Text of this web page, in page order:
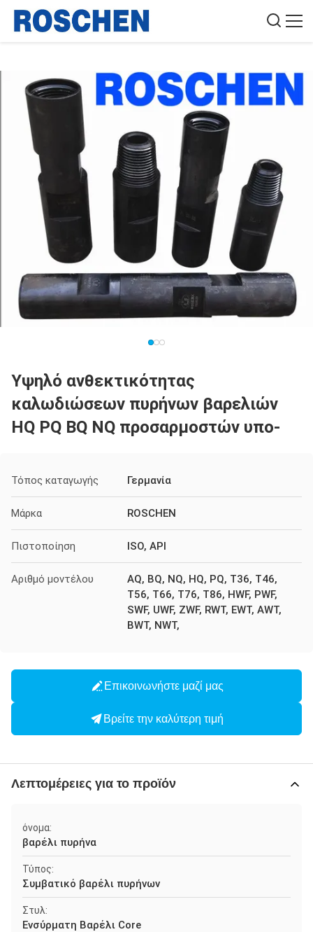
Υψηλό ανθεκτικότητας
καλωδιώσεων πυρήνων βαρελιών
HQ PQ BQ NQ προσαρμοστών υπο-
Τόπος καταγωγής Γερμανία
Μάρκα ROSCHEN
Πιστοποίηση ISO, API
Αριθμό μοντέλου
AQ, BQ, NQ, HQ, PQ, T36, T46,
T56, T66, T76, T86, HWF, PWF,
SWF, UWF, ZWF, RWT, EWT, AWT,
BWT, NWT,
Επικοινωνήστε μαζί μας
Βρείτε την καλύτερη τιμή
Λεπτομέρειες για το προϊόν
όνομα:
βαρέλι πυρήνα
Τύπος:
Συμβατικό βαρέλι πυρήνων
Στυλ:
Ενσύρματη Βαρέλι Core